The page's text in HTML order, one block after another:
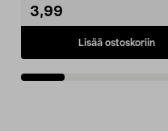
3,99
Lisää ostoskoriin